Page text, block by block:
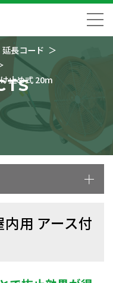
長コード
止め式 20m
用 アース付